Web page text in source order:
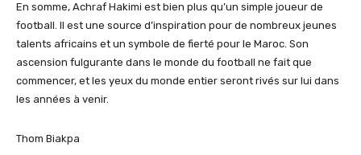
En somme, Achraf Hakimi est bien plus qu’un simple joueur de
football. Il est une source d’inspiration pour de nombreux jeunes
talents africains et un symbole de fierté pour le Maroc. Son
ascension fulgurante dans le monde du football ne fait que
commencer, et les yeux du monde entier seront rivés sur lui dans
les années à venir.
Thom Biakpa